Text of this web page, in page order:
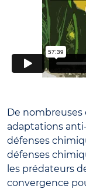
De nombreuses
adaptations
défenses
défenses
les prédateurs
convergence